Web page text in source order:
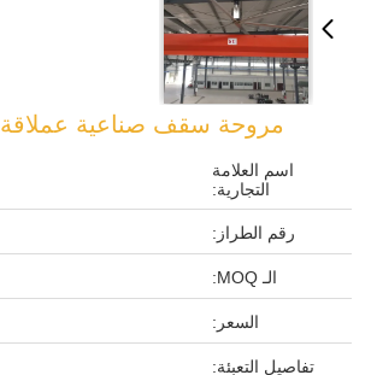
مروحة سقف صناعية عملاقة 22FT 52RPM
اسم العلامة
التجارية:
رقم الطراز:
الـ MOQ:
السعر:
تفاصيل التعبئة: